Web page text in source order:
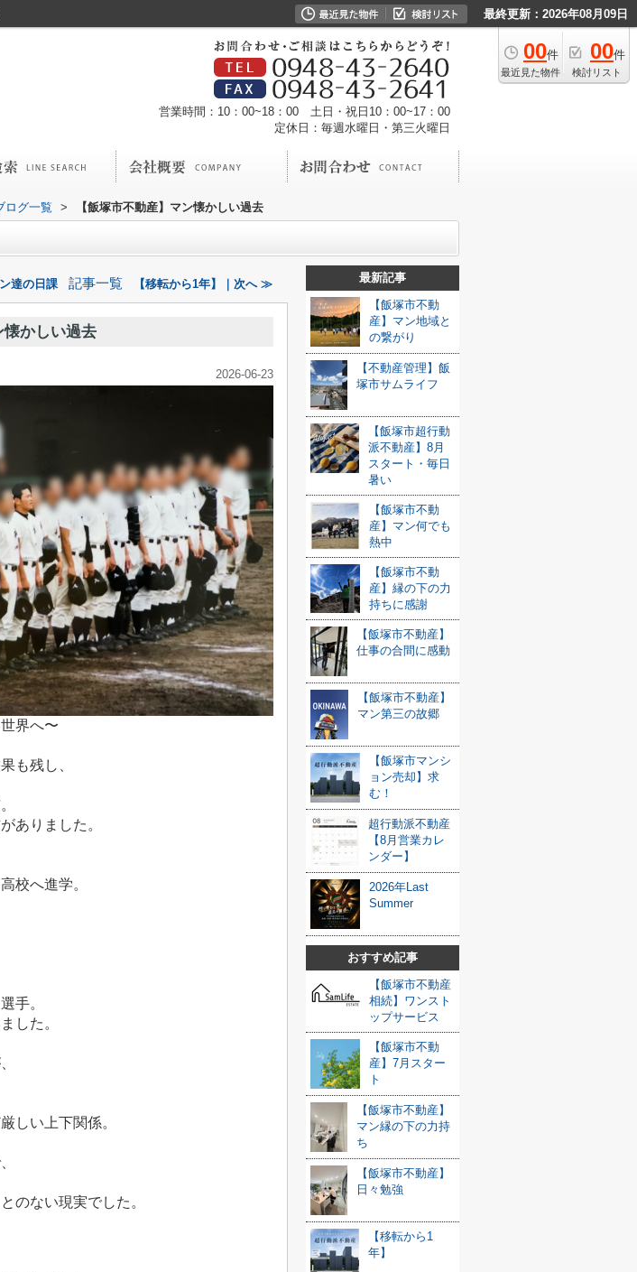
最終更新：2026年08月09日
00件
最近見た物件
00件
検討リスト
営業時間：10：00~18：00 土日・祝日10：00~17：00
定休日：毎週水曜日・第三火曜日
ログ一覧 > 【飯塚市不動産】マン懐かしい過去
達の日課 記事一覧 【移転から1年】｜次へ ≫
懐かしい過去
2026-06-23
界へ〜
も残し、
ありました。
校へ進学。
手。
した。
しい上下関係。
のない現実でした。
最新記事
【飯塚市不動
産】マン地域と
の繋がり
【不動産管理】飯
塚市サムライフ
【飯塚市超行動
派不動産】8月
スタート・毎日
暑い
【飯塚市不動
産】マン何でも
熱中
【飯塚市不動
産】縁の下の力
持ちに感謝
【飯塚市不動産】
仕事の合間に感動
【飯塚市不動産】
マン第三の故郷
【飯塚市マンシ
ョン売却】求
む！
超行動派不動産
【8月営業カレ
ンダー】
2026年Last
Summer
おすすめ記事
【飯塚市不動産
相続】ワンスト
ップサービス
【飯塚市不動
産】7月スター
ト
【飯塚市不動産】
マン縁の下の力持
ち
【飯塚市不動産】
日々勉強
【移転から1
年】